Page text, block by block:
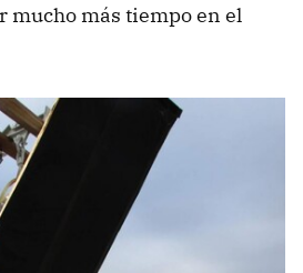
mucho más tiempo en el